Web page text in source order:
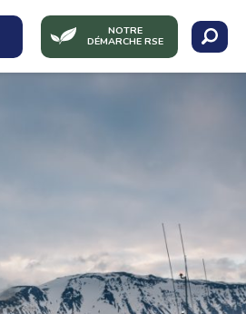
NOTRE
DÉMARCHE RSE